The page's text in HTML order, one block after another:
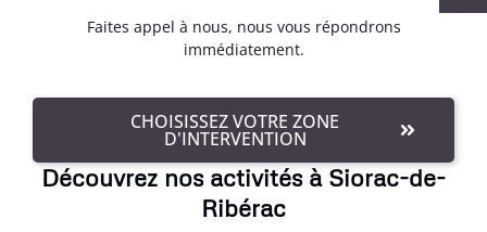
Faites appel à nous, nous vous répondrons
immédiatement.
CHOISISSEZ VOTRE ZONE
D'INTERVENTION
Découvrez nos activités à Siorac-de-
Ribérac